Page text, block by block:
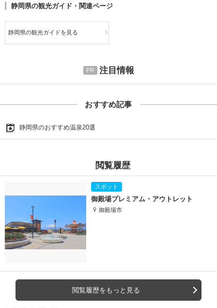
静岡県の観光ガイド・関連ページ
静岡県の観光ガイドを見る
注目情報
おすすめ記事
静岡県のおすすめ温泉20選
閲覧履歴
御殿場プレミアム・アウトレット
御殿場市
閲覧履歴をもっと見る